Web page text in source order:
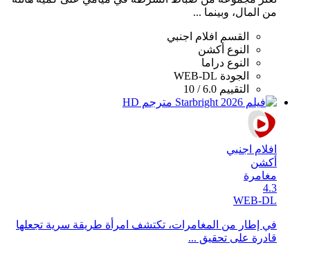
من المال، وبينما ...
القسم
افلام اجنبي
النوع أكشن
النوع دراما
الجودة WEB-DL
التقييم 6.0 / 10
افلام اجنبي
أكشن
مغامرة
4.3
WEB-DL
في إطار من المغامرات، تكتشف امرأة طريقة سرية تجعلها
قادرة على تحقيق ...